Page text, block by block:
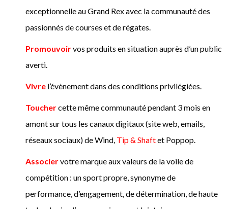
exceptionnelle au Grand Rex avec la communauté des
passionnés de courses et de régates.
Promouvoirvos produits en situation auprès d’un public
averti.
Vivre l’évènement dans des conditions privilégiées.
Touchercette même communauté pendant 3 mois en
amont sur tous les canaux digitaux (site web, emails,
réseaux sociaux) de Wind, Tip & Shaftet Poppop.
Associervotre marque aux valeurs de la voile de
compétition : un sport propre, synonyme de
performance, d’engagement, de détermination, de haute